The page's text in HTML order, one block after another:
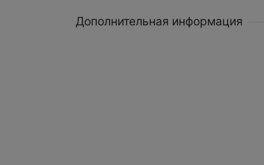
Дополнительная информация